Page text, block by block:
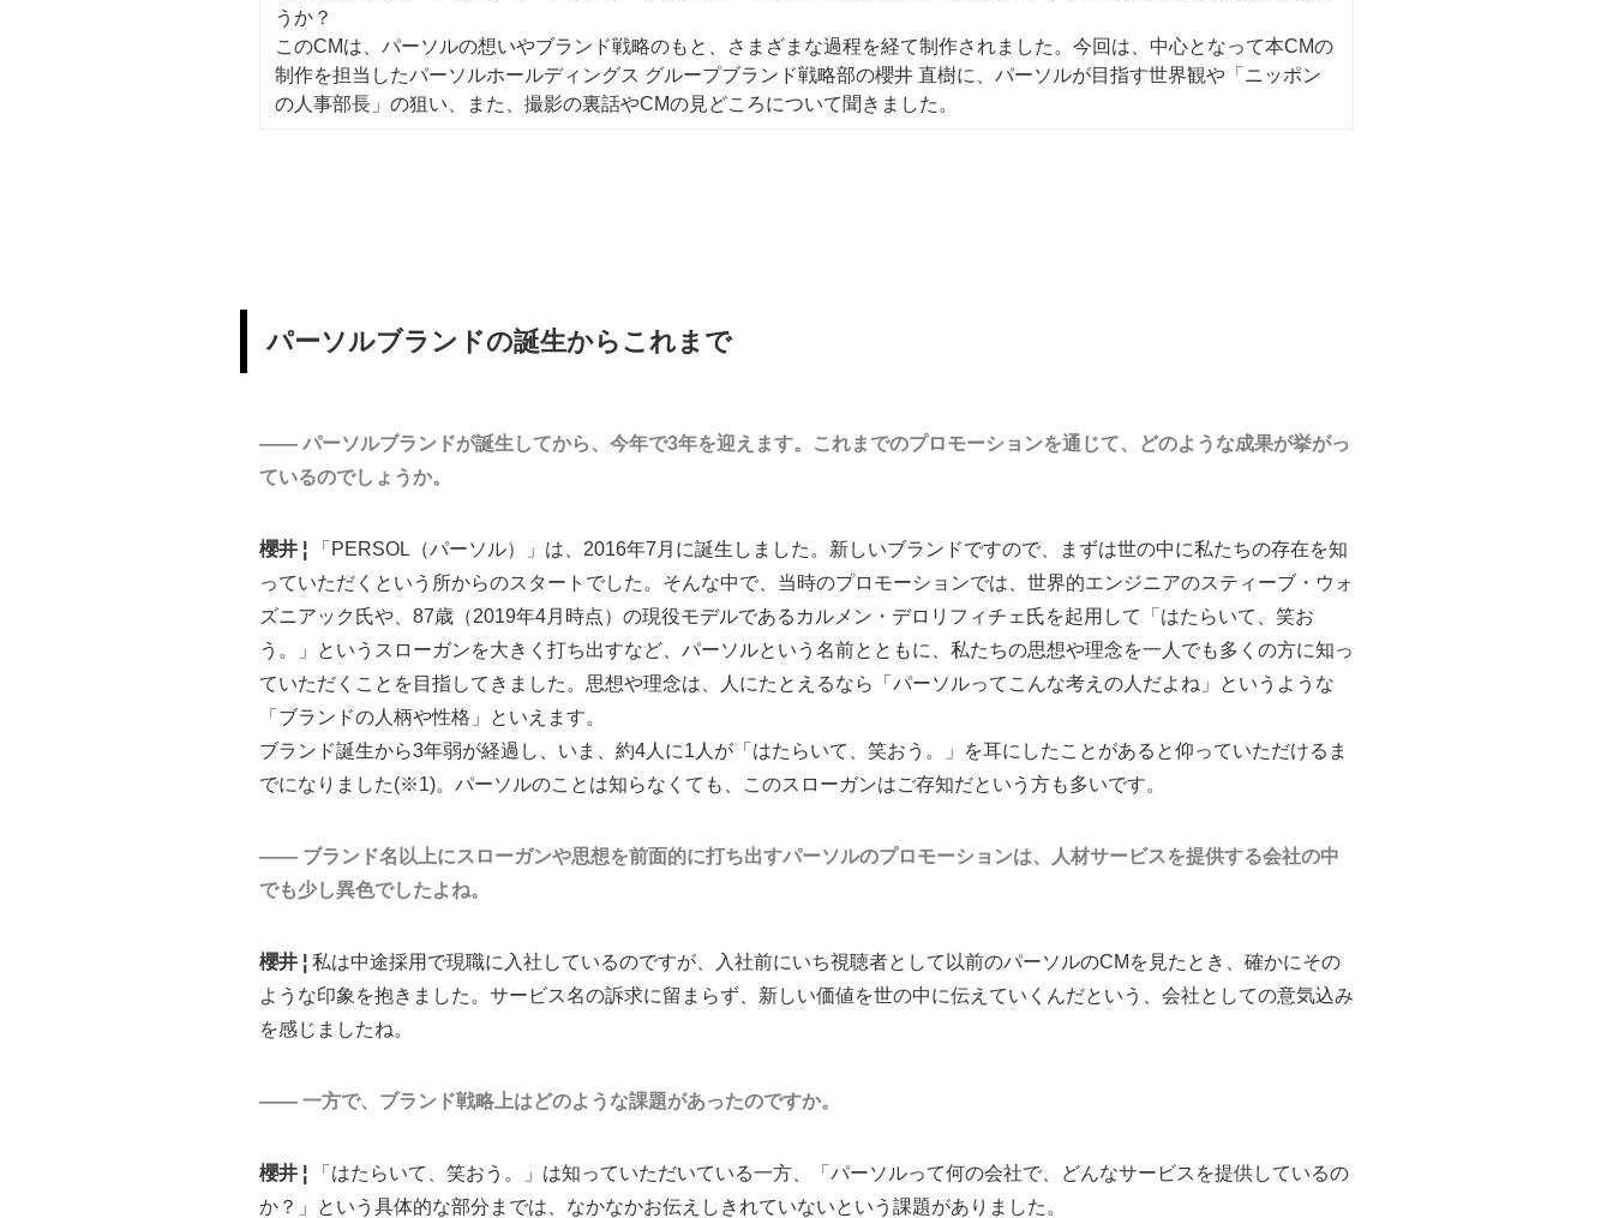
うか？
このCMは、パーソルの想いやブランド戦略のもと、さまざまな過程を経て制作されました。今回は、中心となって本CMの
制作を担当したパーソルホールディングス グループブランド戦略部の櫻井 直樹に、パーソルが目指す世界観や「ニッポン
の人事部長」の狙い、また、撮影の裏話やCMの見どころについて聞きました。
パーソルブランドの誕生からこれまで
―― パーソルブランドが誕生してから、今年で3年を迎えます。これまでのプロモーションを通じて、どのような成果が挙がっ
ているのでしょうか。
櫻井 ¦
「PERSOL（パーソル）」は、2016年7月に誕生しました。新しいブランドですので、まずは世の中に私たちの存在を知
っていただくという所からのスタートでした。そんな中で、当時のプロモーションでは、世界的エンジニアのスティーブ・ウォ
ズニアック氏や、87歳（2019年4月時点）の現役モデルであるカルメン・デロリフィチェ氏を起用して「はたらいて、笑お
う。」というスローガンを大きく打ち出すなど、パーソルという名前とともに、私たちの思想や理念を一人でも多くの方に知っ
ていただくことを目指してきました。思想や理念は、人にたとえるなら「パーソルってこんな考えの人だよね」というような
「ブランドの人柄や性格」といえます。
ブランド誕生から3年弱が経過し、いま、約4人に1人が「はたらいて、笑おう。」を耳にしたことがあると仰っていただけるま
でになりました(※1)。パーソルのことは知らなくても、このスローガンはご存知だという方も多いです。
―― ブランド名以上にスローガンや思想を前面的に打ち出すパーソルのプロモーションは、人材サービスを提供する会社の中
でも少し異色でしたよね。
櫻井 ¦ 私は中途採用で現職に入社しているのですが、入社前にいち視聴者として以前のパーソルのCMを見たとき、確かにその
ような印象を抱きました。サービス名の訴求に留まらず、新しい価値を世の中に伝えていくんだという、会社としての意気込み
を感じましたね。
―― 一方で、ブランド戦略上はどのような課題があったのですか。
櫻井 ¦
「はたらいて、笑おう。」は知っていただいている一方、「パーソルって何の会社で、どんなサービスを提供しているの
か？」という具体的な部分までは、なかなかお伝えしきれていないという課題がありました。